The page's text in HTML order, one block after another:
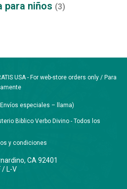
para niños (3)
USA - For web-store orders only / Para
especiales – llama)
Biblico Verbo Divino - Todos los
y condiciones
CA 92401
/ L-V